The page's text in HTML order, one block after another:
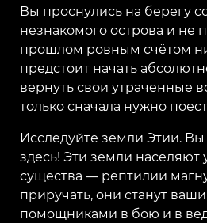
Вы проснулись на берегу
незнакомого острова и не
прошлом ровным счётом
предстоит начать
вернуть свои утраченные
только сначала нужно
Исследуйте земли Этии.
здесь! Эти земли населяют
существа — рептилии
приручать, они станут
помощниками в бою и в